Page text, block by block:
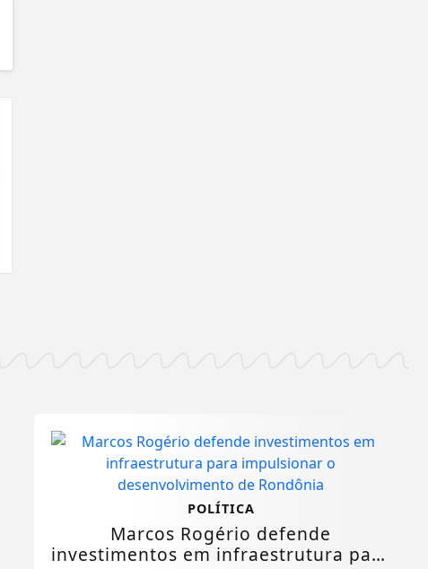
POLÍTICA
Marcos Rogério defende
investimentos em infraestrutura para